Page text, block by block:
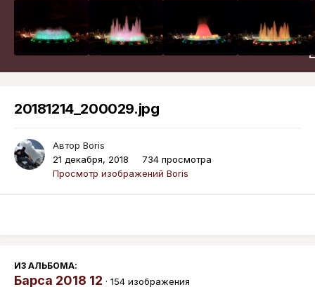
20181214_200029.jpg
Автор Boris
21 декабря, 2018
734 просмотра
Просмотр изображений Boris
ИЗ АЛЬБОМА:
Барса 2018 12 · 154 изображения